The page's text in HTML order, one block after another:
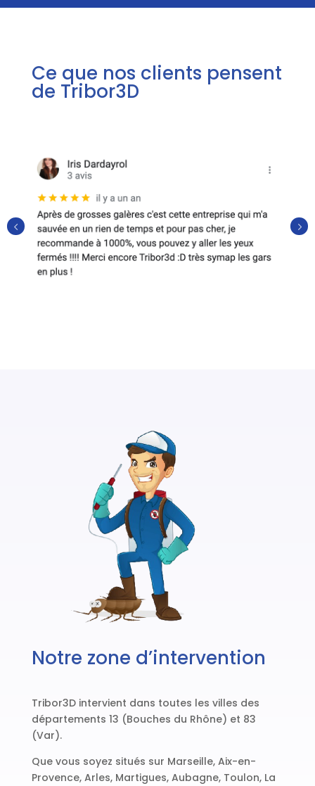
Ce que nos clients pensent
de Tribor3D
Notre zone d’intervention
Tribor3D intervient dans toutes les villes des
départements 13 (Bouches du Rhône) et 83
(Var).
Que vous soyez situés sur Marseille, Aix-en-
Provence, Arles, Martigues, Aubagne, Toulon, La